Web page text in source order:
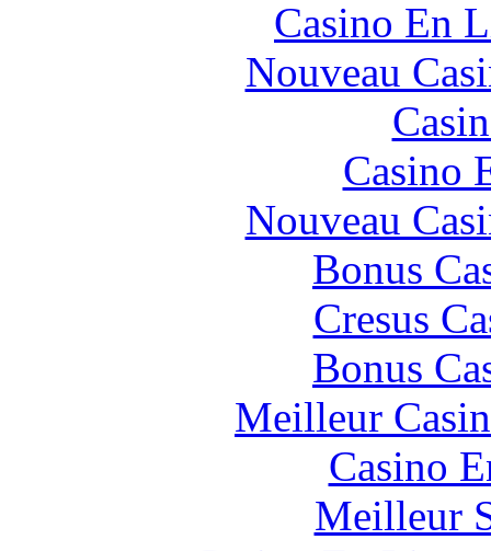
Casino En
Nouveau
Casino
Nouveau
Bonus
Cresus
Bonus
Meilleur
Casino
Meilleur